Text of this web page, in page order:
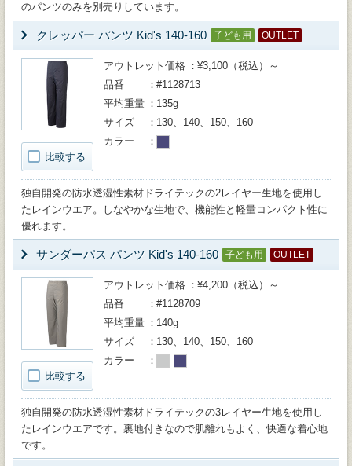
のパンツのみを別売りしています。
クレッパー パンツ Kid's 140-160 子ども用 OUTLET
比較する
アウトレット価格
¥3,100（税込）～
品番
#1128713
平均重量
135g
サイズ
130、140、150、160
カラー
独自開発の防水透湿性素材ドライテックの2レイヤー生地を使用し
たレインウエア。しなやかな生地で、機能性と軽量コンパクト性に
優れます。
サンダーパス パンツ Kid's 140-160 子ども用 OUTLET
比較する
アウトレット価格
¥4,200（税込）～
品番
#1128709
平均重量
140g
サイズ
130、140、150、160
カラー
独自開発の防水透湿性素材ドライテックの3レイヤー生地を使用し
たレインウエアです。裏地付きなので肌離れもよく、快適な着心地
です。